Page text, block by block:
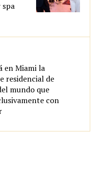
en Miami la
residencial de
mundo que
con